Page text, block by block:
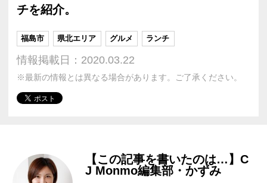
チを紹介。
福島市 県北エリア グルメ ランチ
情報掲載日：2020.03.22
※最新の情報とは異なる場合があります。ご了承ください。
【この記事を書いたのは…】C
J Monmo編集部・かずみ